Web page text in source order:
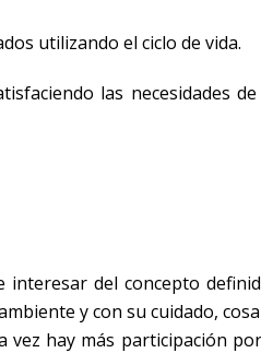
utilizando el ciclo de vida.
las necesidades
del concepto
y con su cuidado,
hay más participación